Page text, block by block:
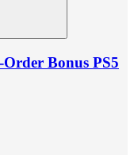
Bonus PS5